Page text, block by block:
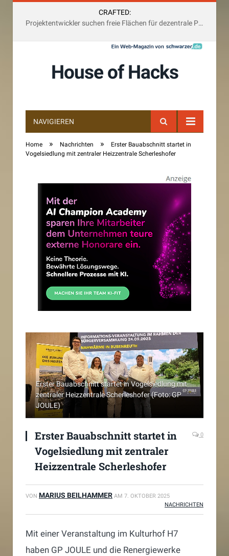
CRAFTED:
Projektentwickler suchen freie Flächen für dezentrale Photovoltaik-Anlagen und multifunktional
House of Hacks
NAVIGIEREN
Home » Nachrichten »
Erster Bauabschnitt startet in
Vogelsiedlung mit zentraler Heizzentrale Scherleshofer
Erster Bauabschnitt startet in Vogelsiedlung mit
zentraler Heizzentrale Scherleshofer (Foto: GP
JOULE)
Erster Bauabschnitt startet in
Vogelsiedlung mit zentraler
Heizzentrale Scherleshofer
0
VON MARIUS BEILHAMMER AM 7. OKTOBER 2025
NACHRICHTEN
Mit einer Veranstaltung im Kulturhof H7
haben GP JOULE und die Renergiewerke